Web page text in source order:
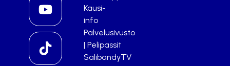
Kausi-
info
Palvelusivusto
| Pelipassit
SalibandyTV